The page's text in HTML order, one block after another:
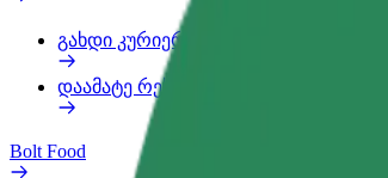
გახდი კურიერი
დაამატე რესტორანი ან მაღაზია
Bolt Food